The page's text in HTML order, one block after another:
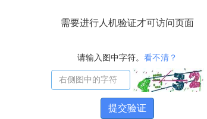
需要进行人机验证才可访问页面
请输入图中字符。 看不清？
提交验证